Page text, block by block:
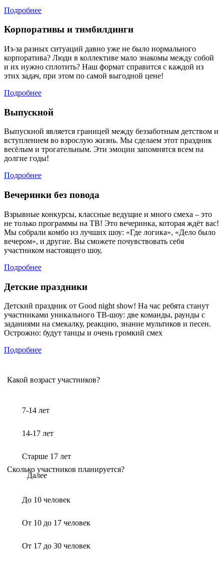
Подробнее
Корпоративы и тимбилдинги
Из-за разных ситуаций давно уже не было нормального
корпоратива? Люди в коллективе мало знакомы между собой
и их нужно сплотить? Наш формат справится с каждой из
этих задач, при этом по самой выгодной цене!
Подробнее
Выпускной
Выпускной является границей между беззаботным детством и
вступлением во взрослую жизнь. Мы сделаем этот праздник
весёлым и трогательным. Эти эмоции запомнятся всем на
долгие годы!
Подробнее
Вечеринки без повода
Взрывные конкурсы, классные ведущие и много смеха – это
не только программы на ТВ! Это вечеринка, которая ждёт вас!
Мы собрали комбо из лучших шоу: «Где логика», «Дело было
вечером», и другие. Вы сможете почувствовать себя
участником настоящего шоу,
Подробнее
Детские праздники
Детский праздник от Good night show! На час ребята станут
участниками уникального ТВ-шоу: две команды, раунды с
заданиями на смекалку, реакцию, знание мультиков и песен.
Острожно: будут танцы и очень громкий смех
Подробнее
Какой возраст участников?
7-14 лет
14-17 лет
Старше 17 лет
Далее
Сколько участников планируется?
До 10 человек
От 10 до 17 человек
От 17 до 30 человек